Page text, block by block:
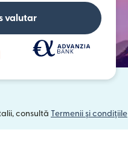
valutar
consultă Termenii și condițiile